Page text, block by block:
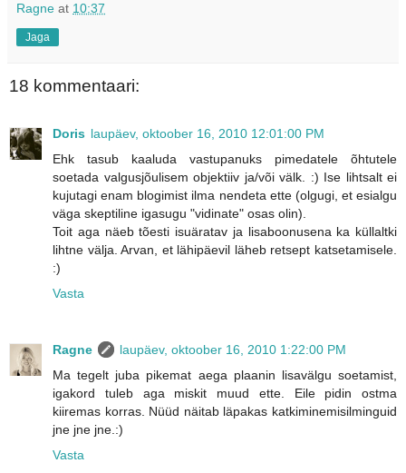
Ragne at 10:37
Jaga
18 kommentaari:
Doris laupäev, oktoober 16, 2010 12:01:00 PM
Ehk tasub kaaluda vastupanuks pimedatele õhtutele
soetada valgusjõulisem objektiiv ja/või välk. :) Ise lihtsalt ei
kujutagi enam blogimist ilma nendeta ette (olgugi, et esialgu
väga skeptiline igasugu "vidinate" osas olin).
Toit aga näeb tõesti isuäratav ja lisaboonusena ka küllaltki
lihtne välja. Arvan, et lähipäevil läheb retsept katsetamisele.
:)
Vasta
Ragne
laupäev, oktoober 16, 2010 1:22:00 PM
Ma tegelt juba pikemat aega plaanin lisavälgu soetamist,
igakord tuleb aga miskit muud ette. Eile pidin ostma
kiiremas korras. Nüüd näitab läpakas katkiminemisilminguid
jne jne jne.:)
Vasta